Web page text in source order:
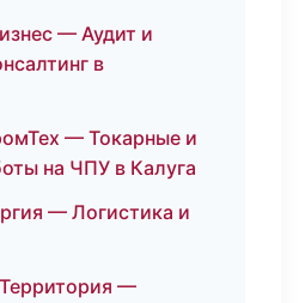
— Аудит и
в
— Токарные и
на ЧПУ в Калуга
— Логистика и
—